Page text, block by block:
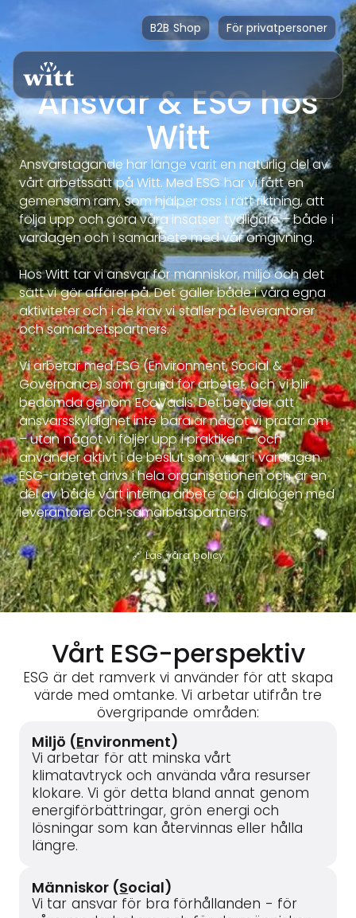
B2B Shop För privatpersoner
Ansvar & ESG hos
Witt
Ansvarstagande har länge varit en naturlig del av
vårt arbetssätt på Witt. Med ESG har vi fått en
gemensam ram, som hjälper oss i rätt riktning, att
följa upp och göra våra insatser tydligare – både i
vardagen och i samarbete med vår omgivning.
Hos Witt tar vi ansvar för människor, miljö och det
sätt vi gör affärer på. Det gäller både i våra egna
aktiviteter och i de krav vi ställer på leverantörer
och samarbetspartners.
Vi arbetar med ESG (Environment, Social &
Governance) som grund för arbetet, och vi blir
bedömda genom EcoVadis. Det betyder att
ansvarsskyldighet inte bara är något vi pratar om
– utan något vi följer upp i praktiken – och
använder aktivt i de beslut som vi tar i vardagen.
ESG-arbetet drivs i hela organisationen och är en
del av både vårt interna arbete och dialogen med
leverantörer och samarbetspartners.
🔗Läs våra policy
Vårt ESG-perspektiv
ESG är det ramverk vi använder för att skapa
värde med omtanke. Vi arbetar utifrån tre
övergripande områden:
Miljö (Environment)
Vi arbetar för att minska vårt
klimatavtryck och använda våra resurser
klokare. Vi gör detta bland annat genom
energiförbättringar, grön energi och
lösningar som kan återvinnas eller hålla
längre.
Människor (Social)
Vi tar ansvar för bra förhållanden - för